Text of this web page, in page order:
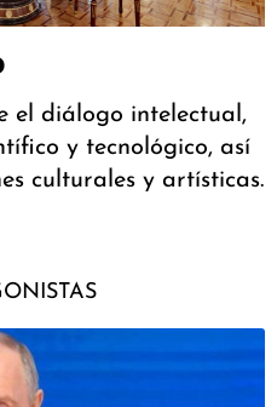
el diálogo intelectual,
y tecnológico, así
culturales y artísticas.